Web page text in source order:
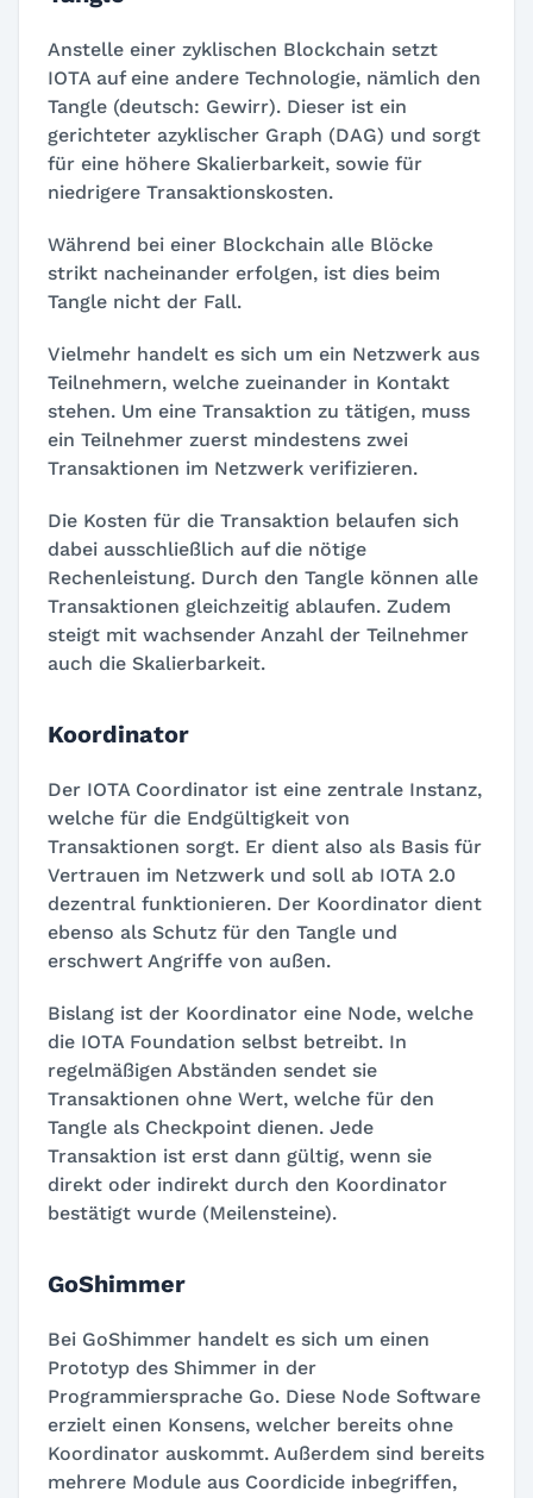
Anstelle einer zyklischen Blockchain setzt
IOTA auf eine andere Technologie, nämlich den
Tangle (deutsch: Gewirr). Dieser ist ein
gerichteter azyklischer Graph (DAG) und sorgt
für eine höhere Skalierbarkeit, sowie für
niedrigere Transaktionskosten.
Während bei einer Blockchain alle Blöcke
strikt nacheinander erfolgen, ist dies beim
Tangle nicht der Fall.
Vielmehr handelt es sich um ein Netzwerk aus
Teilnehmern, welche zueinander in Kontakt
stehen. Um eine Transaktion zu tätigen, muss
ein Teilnehmer zuerst mindestens zwei
Transaktionen im Netzwerk verifizieren.
Die Kosten für die Transaktion belaufen sich
dabei ausschließlich auf die nötige
Rechenleistung. Durch den Tangle können alle
Transaktionen gleichzeitig ablaufen. Zudem
steigt mit wachsender Anzahl der Teilnehmer
auch die Skalierbarkeit.
Koordinator
Der IOTA Coordinator ist eine zentrale Instanz,
welche für die Endgültigkeit von
Transaktionen sorgt. Er dient also als Basis für
Vertrauen im Netzwerk und soll ab IOTA 2.0
dezentral funktionieren. Der Koordinator dient
ebenso als Schutz für den Tangle und
erschwert Angriffe von außen.
Bislang ist der Koordinator eine Node, welche
die IOTA Foundation selbst betreibt. In
regelmäßigen Abständen sendet sie
Transaktionen ohne Wert, welche für den
Tangle als Checkpoint dienen. Jede
Transaktion ist erst dann gültig, wenn sie
direkt oder indirekt durch den Koordinator
bestätigt wurde (Meilensteine).
GoShimmer
Bei GoShimmer handelt es sich um einen
Prototyp des Shimmer in der
Programmiersprache Go. Diese Node Software
erzielt einen Konsens, welcher bereits ohne
Koordinator auskommt. Außerdem sind bereits
mehrere Module aus Coordicide inbegriffen,